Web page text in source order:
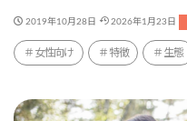
2019年10月28日 2026年1月23日
女性向け 特徴 生態